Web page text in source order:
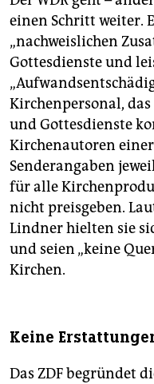
einen Schritt weiter.
„nachweislichen
Gottesdienste und
Kirchenpersonal,
und Gottesdienste
Kirchenautoren
Senderangaben
für alle
nicht preisgeben.
Lindner hielten sie
und seien „keine
Kirchen.
Keine
Das ZDF begründet